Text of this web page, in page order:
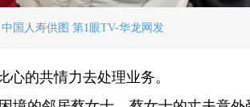
国人寿供图 第1眼TV-华龙网发
的共情力去处理业务。